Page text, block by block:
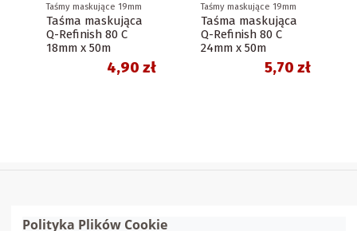
Taśmy maskujące 19mm
Taśma maskująca
Q-Refinish 80 C
18mm x 50m
4,90 zł
Taśmy maskujące 19mm
Taśma maskująca
Q-Refinish 80 C
24mm x 50m
5,70 zł
Polityka Plików Cookie